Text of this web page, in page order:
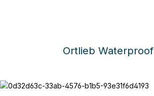
Ortlieb Waterproof
Texlock